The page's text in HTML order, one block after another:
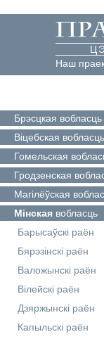
Наш
Брэсцкая вобласць
Віцебская вобласць
Гомельская
Гродзенская
Магілёўская
Мінская вобласць
Барысаўскі раён
Бярэзінскі раён
Валожынскі раён
Вілейскі раён
Дзяржынскі раён
Капыльскі раён